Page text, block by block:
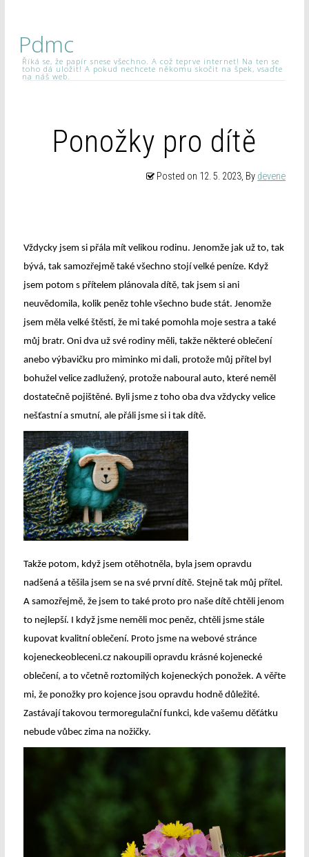
Pdmc
Říká se, že papír snese všechno. A což teprve internet! Na ten se
toho dá uložit! A pokud nechcete někomu skočit na špek, vsaďte
na náš web.
Ponožky pro dítě
Posted on 12. 5. 2023, By devene
Vždycky jsem si přála mít velikou rodinu. Jenomže jak už to, tak
bývá, tak samozřejmě také všechno stojí velké peníze. Když
jsem potom s přítelem plánovala dítě, tak jsem si ani
neuvědomila, kolik peněz tohle všechno bude stát. Jenomže
jsem měla velké štěstí, že mi také pomohla moje sestra a také
můj bratr. Oni dva už své rodiny měli, takže některé oblečení
anebo výbavičku pro miminko mi dali, protože můj přítel byl
bohužel velice zadlužený, protože naboural auto, které neměl
dostatečně pojištěné. Byli jsme z toho oba dva vždycky velice
nešťastní a smutní, ale přáli jsme si i tak dítě.
Takže potom, když jsem otěhotněla, byla jsem opravdu
nadšená a těšila jsem se na své první dítě. Stejně tak můj přítel.
A samozřejmě, že jsem to také proto pro naše dítě chtěli jenom
to nejlepší. I když jsme neměli moc peněz, chtěli jsme stále
kupovat kvalitní oblečení. Proto jsme na webové stránce
kojeneckeobleceni.cz nakoupili opravdu krásné kojenecké
oblečení, a to včetně roztomilých kojeneckých ponožek. A věřte
mi, že ponožky pro kojence jsou opravdu hodně důležité.
Zastávají takovou termoregulační funkci, kde vašemu děťátku
nebude vůbec zima na nožičky.